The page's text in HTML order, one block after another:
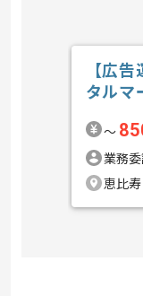
【広
タルマ
〜
業務委
恵比寿